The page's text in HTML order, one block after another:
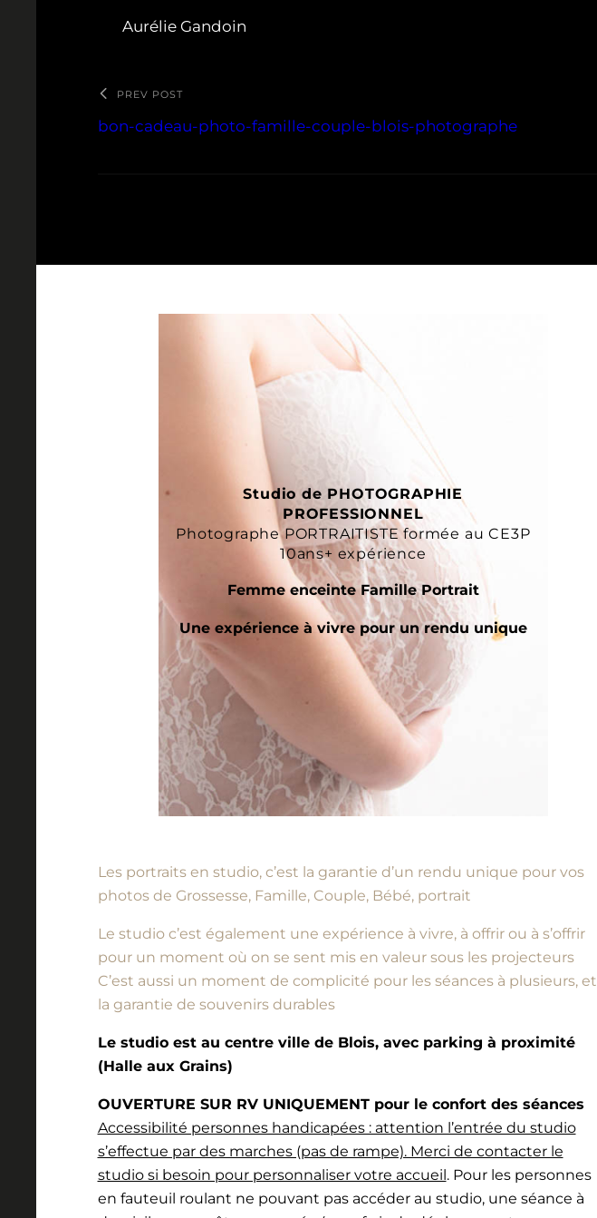
Aurélie Gandoin
PREV POST
bon-cadeau-photo-famille-couple-blois-photographe
Studio de PHOTOGRAPHIE
PROFESSIONNEL
Photographe PORTRAITISTE formée au CE3P
10ans+ expérience
Femme enceinte Famille Portrait
Une expérience à vivre pour un rendu unique
Les portraits en studio, c’est la garantie d’un rendu unique pour vos
photos de Grossesse, Famille, Couple, Bébé, portrait
Le studio c’est également une expérience à vivre, à offrir ou à s’offrir
pour un moment où on se sent mis en valeur sous les projecteurs
C’est aussi un moment de complicité pour les séances à plusieurs, et
la garantie de souvenirs durables
Le studio est au centre ville de Blois, avec parking à proximité
(Halle aux Grains)
OUVERTURE SUR RV UNIQUEMENT pour le confort des séances
Accessibilité personnes handicapées : attention l’entrée du studio
s’effectue par des marches (pas de rampe). Merci de contacter le
studio si besoin pour personnaliser votre accueil. Pour les personnes
en fauteuil roulant ne pouvant pas accéder au studio, une séance à